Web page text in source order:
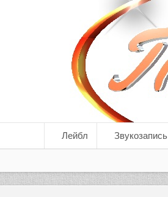
Лейбл Звукозапись